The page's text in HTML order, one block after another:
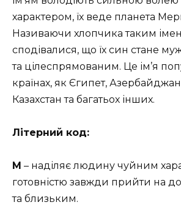
характером, їх веде планета
Називаючи хлопчика таким
сподівалися, що їх син стане
та цілеспрямованим. Це ім’я
країнах, як Єгипет,
Казахстан та багатьох інших.
Літерний код:
М – наділяє людину чуйним
готовністю завжди прийти на
та близьким.